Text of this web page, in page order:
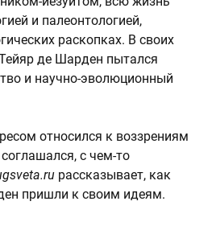
и палеонтологией,
раскопках. В своих
де Шарден пытался
и научно-эволюционный
относился к воззрениям
с чем-то
рассказывает, как
пришли к своим идеям.